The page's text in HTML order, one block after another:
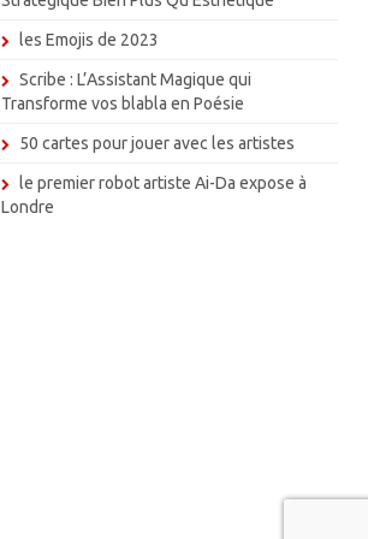
les Emojis de 2023
Scribe : L’Assistant Magique qui
Transforme vos blabla en Poésie
50 cartes pour jouer avec les artistes
le premier robot artiste Ai-Da expose à
Londre